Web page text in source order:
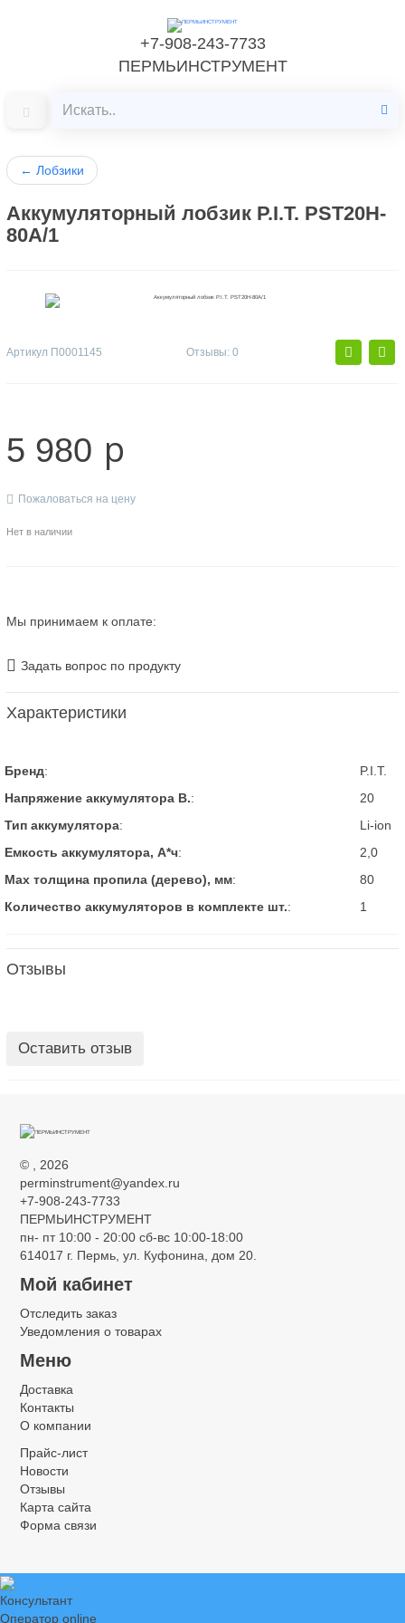
+7-908-243-7733
ПЕРМЬИНСТРУМЕНТ
← Лобзики
Аккумуляторный лобзик P.I.T. PST20H-
80A/1
Артикул П0001145 Отзывы: 0
5 980 p
Пожаловаться на цену
Нет в наличии
Мы принимаем к оплате:
Задать вопрос по продукту
Характеристики
Бренд:
P.I.T.
Напряжение аккумулятора В.:
20
Тип аккумулятора:
Li-ion
Емкость аккумулятора, А*ч:
2,0
Мах толщина пропила (дерево), мм:
80
Количество аккумуляторов в комплекте шт.: 1
Отзывы
Оставить отзыв
©
, 2026
perminstrument@yandex.ru
+7-908-243-7733
ПЕРМЬИНСТРУМЕНТ
пн- пт 10:00 - 20:00 сб-вс 10:00-18:00
614017 г. Пермь, ул. Куфонина, дом 20.
Мой кабинет
Отследить заказ
Уведомления о товарах
Меню
Доставка
Контакты
О компании
Прайс-лист
Новости
Отзывы
Карта сайта
Форма связи
Консультант
Оператор online